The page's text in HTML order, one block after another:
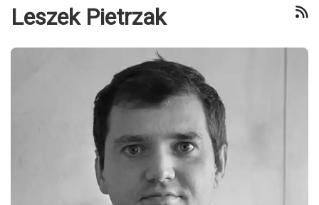
Leszek Pietrzak